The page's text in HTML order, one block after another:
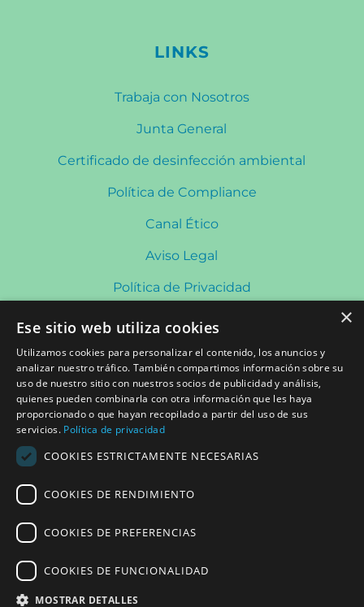
LINKS
Trabaja con Nosotros
Junta General
Certificado de desinfección ambiental
Política de Compliance
Canal Ético
Aviso Legal
Política de Privacidad
Política de Cookies
Política de Redes Sociales
CONTACTO
Plaza Saint Herblain, s/n 08840 Viladecans
Lunes a Viernes de 8:00 a 20:30h Sábados: 9:00 a
×
Ese sitio web utiliza cookies
Utilizamos cookies para personalizar el contenido, los anuncios y
analizar nuestro tráfico. También compartimos información sobre su
uso de nuestro sitio con nuestros socios de publicidad y análisis,
quienes pueden combinarla con otra información que les haya
proporcionado o que hayan recopilado a partir del uso de sus
servicios. Política de privacidad
COOKIES ESTRICTAMENTE NECESARIAS
COOKIES DE RENDIMIENTO
COOKIES DE PREFERENCIAS
COOKIES DE FUNCIONALIDAD
MOSTRAR DETALLES